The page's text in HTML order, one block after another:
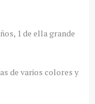
1 de ella grande
de varios colores y